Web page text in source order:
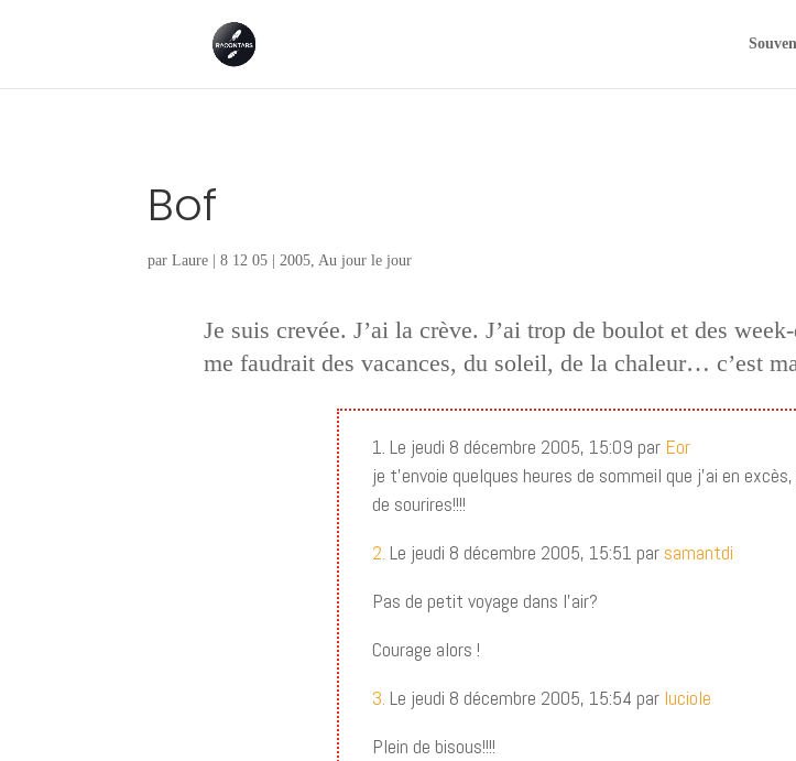
Bof
parLaure |8 12 05 | 2005 Au jour le jour
Je suis crevée. J’ai la crève. J’ai trop de boulot et des
me faudrait des vacances, du soleil, de la chaleur… c’est
Le jeudi 8 décembre 2005, 15:09 par Eor
je t’envoie quelques heures de sommeil que j’ai en
de sourires!!!!
2. Le jeudi 8 décembre 2005, 15:51 par samantdi
Pas de petit voyage dans l’air?
Courage alors !
3. Le jeudi 8 décembre 2005, 15:54 par luciole
Plein de bisous!!!!